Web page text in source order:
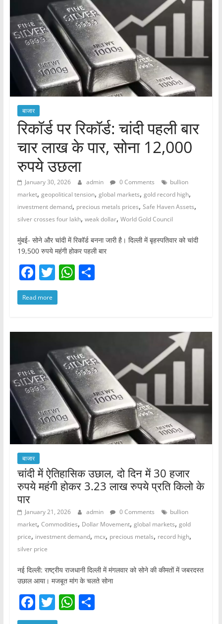
बाजार
रिकॉर्ड पर रिकॉर्ड: चांदी पहली बार
चार लाख के पार, सोना 12,000
रुपये उछला
January 30, 2026 admin 0 Comments
bullion
market, geopolitical tension, global markets, gold record high,
investment demand, precious metals prices, Safe Haven Assets,
silver crosses four lakh, weak dollar, World Gold Council
मुंबई- सोने और चांदी में रिकॉर्ड बनना जारी है। दिल्ली में बृहस्पतिवार को चांदी
19,500 रुपये महंगी होकर पहली बार
F
a
c
b
o
k
T
w
itt
W
A
p
p
S
Read more
बाजार
चांदी में ऐतिहासिक उछाल, दो दिन में 30 हजार
रुपये महंगी होकर 3.23 लाख रुपये प्रति किलो के
पार
January 21, 2026 admin 0 Comments
bullion
market, Commodities, Dollar Movement, global markets, gold
price, investment demand, mcx, precious metals, record high,
silver price
नई दिल्ली: राष्ट्रीय राजधानी दिल्ली में मंगलवार को सोने की कीमतों में जबरदस्त
उछाल आया। मजबूत मांग के चलते सोना
F
a
T
w
W S